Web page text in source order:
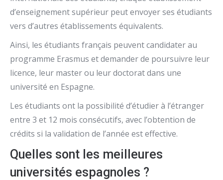
d’enseignement supérieur peut envoyer ses étudiants
vers d’autres établissements équivalents.
Ainsi, les étudiants français peuvent candidater au
programme Erasmus et demander de poursuivre leur
licence, leur master ou leur doctorat dans une
université en Espagne.
Les étudiants ont la possibilité d’étudier à l’étranger
entre 3 et 12 mois consécutifs, avec l’obtention de
crédits si la validation de l’année est effective.
Quelles sont les meilleures
universités espagnoles ?